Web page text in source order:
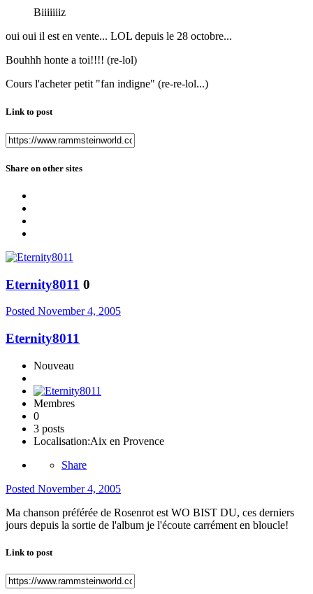
Biiiiiiiz
oui oui il est en vente... LOL depuis le 28 octobre...
Bouhhh honte a toi!!!! (re-lol)
Cours l'acheter petit "fan indigne" (re-re-lol...)
Link to post
Share on other sites
Eternity8011 0
Posted November 4, 2005
Eternity8011
Nouveau
Membres
0
3 posts
Localisation:Aix en Provence
Share
Posted November 4, 2005
Ma chanson préférée de Rosenrot est WO BIST DU, ces derniers
jours depuis la sortie de l'album je l'écoute carrément en bloucle!
Link to post